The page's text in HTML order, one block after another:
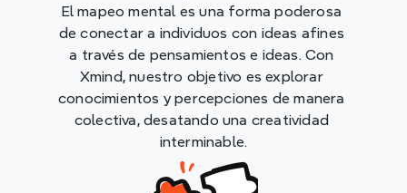
El mapeo mental es una forma poderosa
de conectar a individuos con ideas afines
a través de pensamientos e ideas. Con
Xmind, nuestro objetivo es explorar
conocimientos y percepciones de manera
colectiva, desatando una creatividad
interminable.